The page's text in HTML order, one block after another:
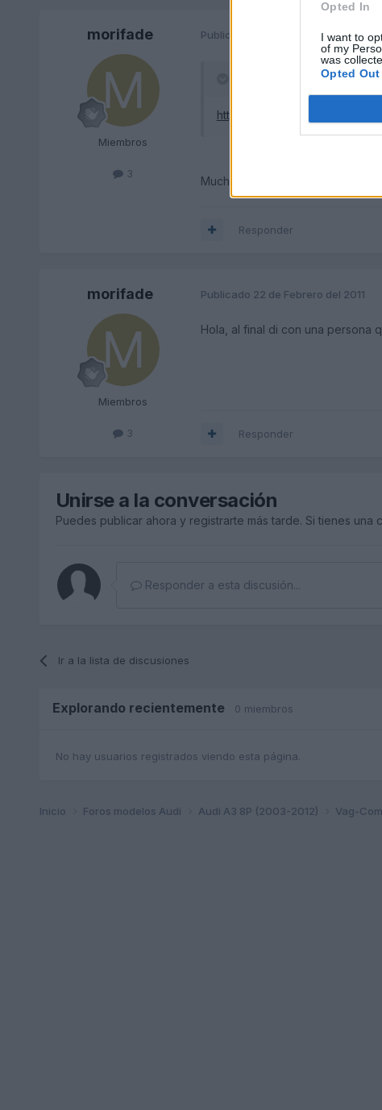
Opted In
I want to
of my
was
Opted Out
morifade
Miembros
3
Publicado 17 de Febrero del 2011
http://www.vagclub.com/
Muchas gracias!. Creo que
Responder
morifade
Miembros
3
Publicado 22 de Febrero del 2011
Hola, al final di con una persona
Responder
Unirse a la conversación
Puedes publicar ahora y registrarte más tarde. Si tienes una
Responder a esta discusión...
Ir a la lista de discusiones
Explorando recientemente 0 miembros
No hay usuarios registrados viendo esta página.
Inicio Foros modelos Audi Audi A3 8P (2003-2012) Vag-